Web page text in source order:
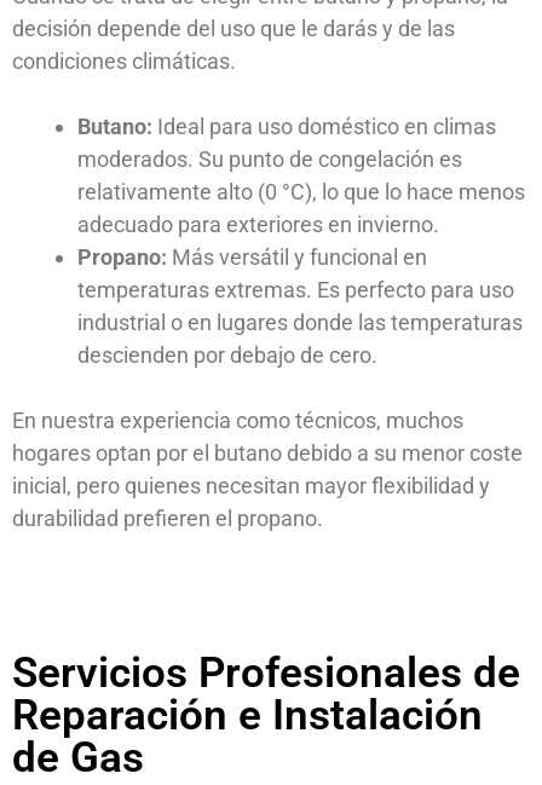
decisión depende del uso que le darás y de las
condiciones climáticas.
Butano: Ideal para uso doméstico en climas
moderados. Su punto de congelación es
relativamente alto (0 °C), lo que lo hace menos
adecuado para exteriores en invierno.
Propano: Más versátil y funcional en
temperaturas extremas. Es perfecto para uso
industrial o en lugares donde las temperaturas
descienden por debajo de cero.
En nuestra experiencia como técnicos, muchos
hogares optan por el butano debido a su menor coste
inicial, pero quienes necesitan mayor flexibilidad y
durabilidad prefieren el propano.
Servicios Profesionales de
Reparación e Instalación
de Gas